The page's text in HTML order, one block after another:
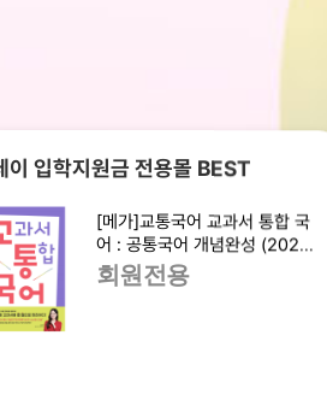
이 입학지원금 전용몰 BEST
[메가]교통국어 교과서 통합 국
어 : 공통국어 개념완성 (2025
년)
회원전용